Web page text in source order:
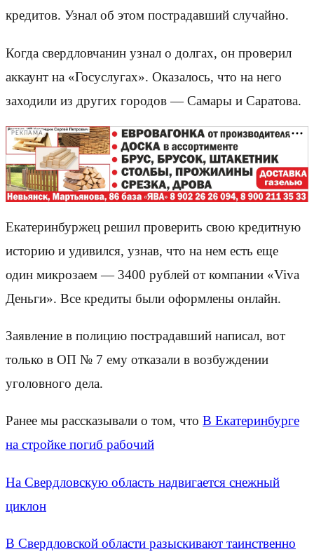
кредитов. Узнал об этом пострадавший случайно.
Когда свердловчанин узнал о долгах, он проверил
аккаунт на «Госуслугах». Оказалось, что на него
заходили из других городов — Самары и Саратова.
РЕКЛАМА
Екатеринбуржец решил проверить свою кредитную
историю и удивился, узнав, что на нем есть еще
один микрозаем — 3400 рублей от компании «Viva
Деньги». Все кредиты были оформлены онлайн.
Заявление в полицию пострадавший написал, вот
только в ОП № 7 ему отказали в возбуждении
уголовного дела.
Ранее мы рассказывали о том, что В Екатеринбурге
на стройке погиб рабочий
На Свердловскую область надвигается снежный
циклон
В Свердловской области разыскивают таинственно